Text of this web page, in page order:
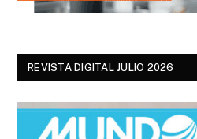
REVISTA DIGITAL JULIO 2026